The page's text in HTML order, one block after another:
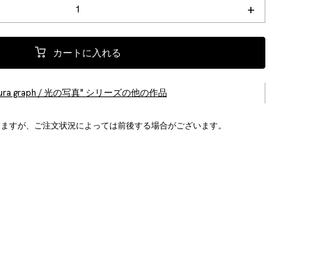
+
カートに入れる
graph / 光の写真" シリーズの他の作品
すが、ご注文状況によっては前後する場合がございます。